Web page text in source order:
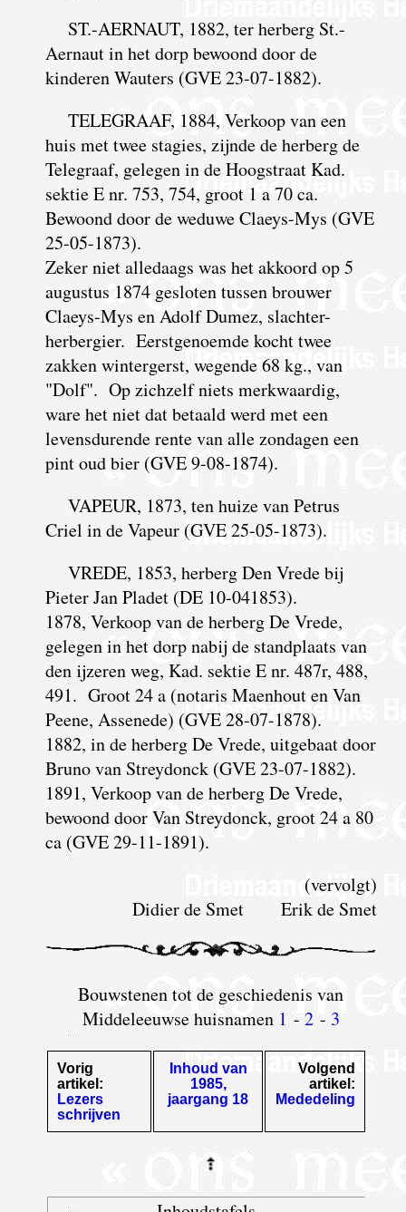
ST.-AERNAUT, 1882, ter herberg St.-
Aernaut in het dorp bewoond door de
kinderen Wauters (GVE 23-07-1882).
TELEGRAAF, 1884, Verkoop van een
huis met twee stagies, zijnde de herberg de
Telegraaf, gelegen in de Hoogstraat Kad.
sektie E nr. 753, 754, groot 1 a 70 ca.
Bewoond door de weduwe Claeys-Mys (GVE
25-05-1873).
Zeker niet alledaags was het akkoord op 5
augustus 1874 gesloten tussen brouwer
Claeys-Mys en Adolf Dumez, slachter-
herbergier. Eerstgenoemde kocht twee
zakken wintergerst, wegende 68 kg., van
"Dolf". Op zichzelf niets merkwaardig,
ware het niet dat betaald werd met een
levensdurende rente van alle zondagen een
pint oud bier (GVE 9-08-1874).
VAPEUR, 1873, ten huize van Petrus
Criel in de Vapeur (GVE 25-05-1873).
VREDE, 1853, herberg Den Vrede bij
Pieter Jan Pladet (DE 10-041853).
1878, Verkoop van de herberg De Vrede,
gelegen in het dorp nabij de standplaats van
den ijzeren weg, Kad. sektie E nr. 487r, 488,
491. Groot 24 a (notaris Maenhout en Van
Peene, Assenede) (GVE 28-07-1878).
1882, in de herberg De Vrede, uitgebaat door
Bruno van Streydonck (GVE 23-07-1882).
1891, Verkoop van de herberg De Vrede,
bewoond door Van Streydonck, groot 24 a 80
ca (GVE 29-11-1891).
(vervolgt)
Didier de Smet Erik de Smet
Bouwstenen tot de geschiedenis van
Middeleeuwse huisnamen 1 - 2- 3
Vorig
artikel:
Lezers
schrijven
Inhoud van
1985,
jaargang 18
Volgend
artikel:
Mededeling